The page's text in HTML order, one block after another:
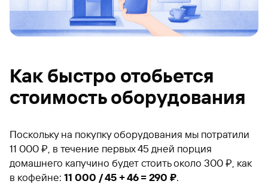
Как быстро отобьется
стоимость оборудования
Поскольку на покупку оборудования мы потратили
11 000 ₽, в течение первых 45 дней порция
домашнего капучино будет стоить около 300 ₽, как
в кофейне: 11 000 / 45 + 46 = 290 ₽.